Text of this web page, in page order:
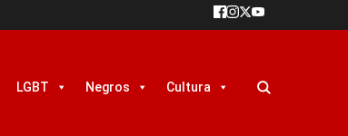
LGBT Negros Cultura